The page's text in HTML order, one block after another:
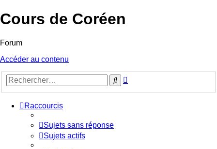
Cours de Coréen
Forum
Accéder au contenu
Rechercher
Raccourcis
Sujets sans réponse
Sujets actifs